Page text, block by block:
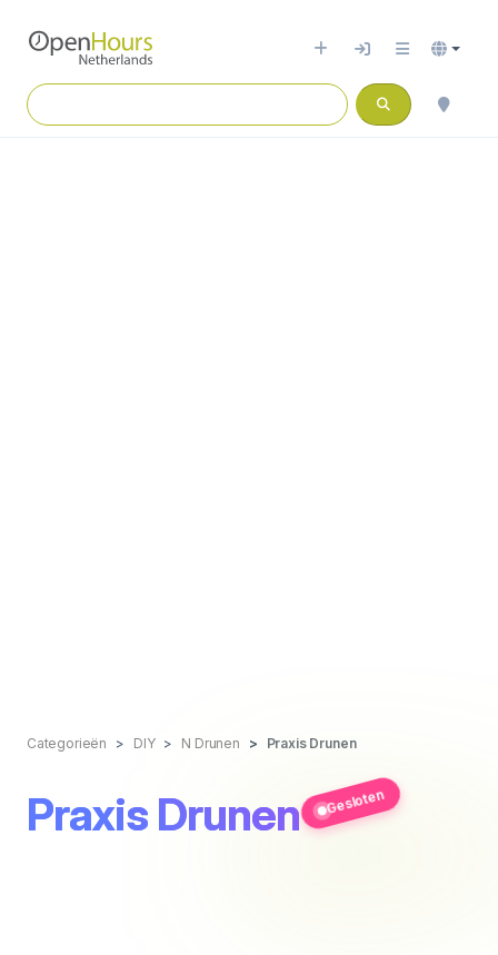
Categorieën DIY N Drunen Praxis Drunen
Praxis Drunen Gesloten